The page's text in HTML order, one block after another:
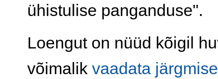
ühistulise panganduse".
Loengut on nüüd kõigil
võimalik vaadata